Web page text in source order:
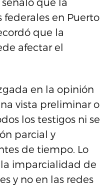
en Puerto
que la
afectar el
en la opinión
vista preliminar o
los testigos ni se
parcial y
de tiempo. Lo
imparcialidad de
y no en las redes